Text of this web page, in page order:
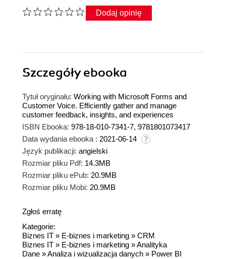
Dodaj opinię
Szczegółyebooka
Tytuł oryginału: Working with Microsoft Forms and
Customer Voice. Efficiently gather and manage
customer feedback, insights, and experiences
ISBN Ebooka: 978-18-010-7341-7, 9781801073417
Data wydania ebooka : 2021-06-14
Język publikacji: angielski
Rozmiar pliku Pdf: 14.3MB
Rozmiar pliku ePub: 20.9MB
Rozmiar pliku Mobi: 20.9MB
Zgłoś erratę
Kategorie:
Biznes IT » E-biznes i marketing » CRM
Biznes IT » E-biznes i marketing »Analityka
Dane »Analiza i wizualizacja danych » Power BI